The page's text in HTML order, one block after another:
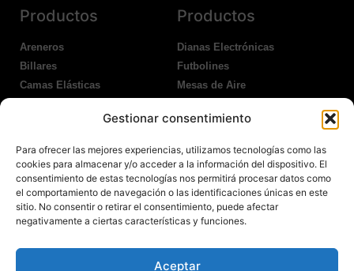
Gestionar consentimiento
Para ofrecer las mejores experiencias, utilizamos tecnologías como las
cookies para almacenar y/o acceder a la información del dispositivo. El
consentimiento de estas tecnologías nos permitirá procesar datos como
el comportamiento de navegación o las identificaciones únicas en este
sitio. No consentir o retirar el consentimiento, puede afectar
negativamente a ciertas características y funciones.
Aceptar
Productos
Areneros
Billares
Camas Elásticas
Productos
Dianas Electrónicas
Futbolines
Mesas de Aire
Ping Pong Exterior
Nosotros
Atención al Cliente
Garantías
Contacto
Política Devoluciones
Legales
Aviso Legal
Política de Privacidad
Política de Cookies
Polítíca de RRSS